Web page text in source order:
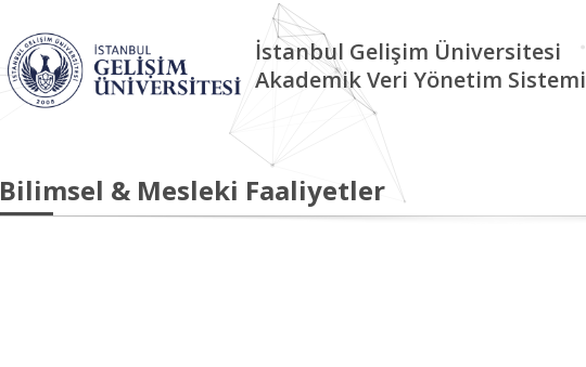
İstanbul Gelişim Üniversitesi
Akademik Veri Yönetim Sistemi
Bilimsel & Mesleki Faaliyetler